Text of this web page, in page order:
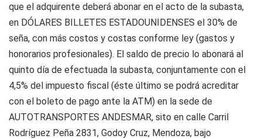
que el adquirente deberá abonar en el acto de la subasta,
en DÓLARES BILLETES ESTADOUNIDENSES el 30% de
seña, con más costos y costas conforme ley (gastos y
honorarios profesionales). El saldo de precio lo abonará al
quinto día de efectuada la subasta, conjuntamente con el
4,5% del impuesto fiscal (éste último se podrá acreditar
con el boleto de pago ante la ATM) en la sede de
AUTOTRANSPORTES ANDESMAR, sito en calle Carril
Rodríguez Peña 2831, Godoy Cruz, Mendoza, bajo